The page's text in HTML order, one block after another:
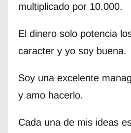
multiplicado por 10.000.
El dinero solo potencia
caracter y yo soy buena.
Soy una excelente
y amo hacerlo.
Cada una de mis ideas